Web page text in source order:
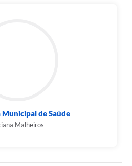
Municipal de Saúde
Malheiros